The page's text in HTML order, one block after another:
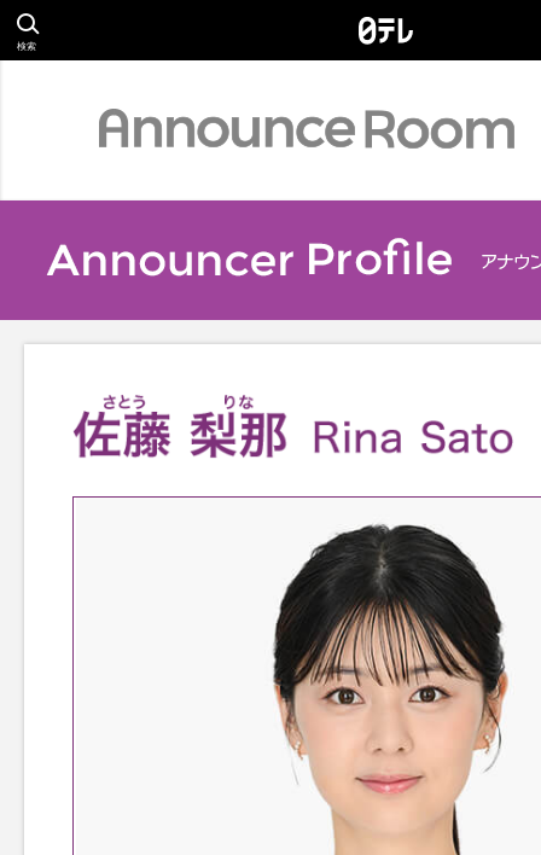
検索
Profile
アナウンサー
Relay Essay
リレーエッセイ
TOP
TOPページ